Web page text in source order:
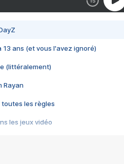
13 ans (et vous l'avez ignoré)
(littéralement)
Rayan
toutes les règles
les jeux vidéo